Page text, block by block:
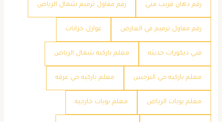
رقم دهان قريب مني رقم مقاول ترميم شمال الرياض
رقم مقاول ترميم في العارض عوازل خزانات
فني ديكورات حديثه معلم باركية شمال الرياض
معلم باركيه حي النرجس معلم باركيه حي عرقه
معلم بويات الرياض معلم بويات خارجيه